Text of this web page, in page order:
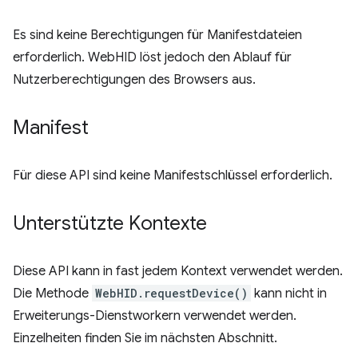
Es sind keine Berechtigungen für Manifestdateien
erforderlich. WebHID löst jedoch den Ablauf für
Nutzerberechtigungen des Browsers aus.
Manifest
Für diese API sind keine Manifestschlüssel erforderlich.
Unterstützte Kontexte
Diese API kann in fast jedem Kontext verwendet werden.
Die Methode WebHID.requestDevice() kann nicht in
Erweiterungs-Dienstworkern verwendet werden.
Einzelheiten finden Sie im nächsten Abschnitt.